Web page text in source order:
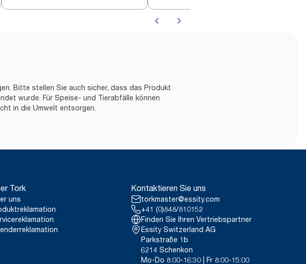
Bitte stellen Sie auch sicher, dass das Produkt
wurde. Für Speise- und Tierabfälle können
in die Umwelt entsorgen.
Tork
uns
Kontaktieren Sie uns
torkmaster@essity.com
+41 (0)848/810152
Finden Sie Ihren Vertriebspartner
Essity Switzerland AG
Parkstraße 1b
6214 Schenkon
Mo-Do 8:00-16:30 | Fr 8:00-15:00